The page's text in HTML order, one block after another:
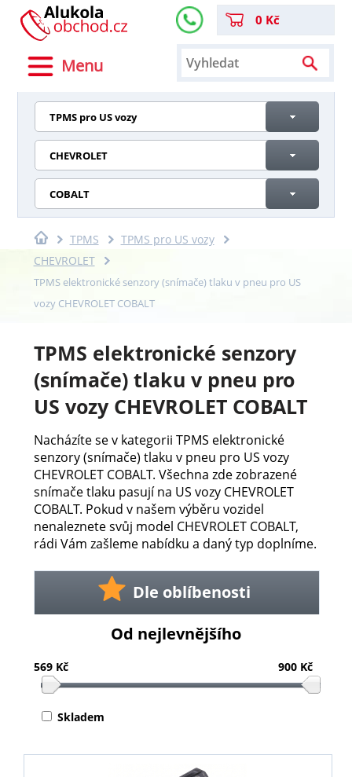
Menu
0 Kč
TPMS pro US vozy
CHEVROLET
COBALT
TPMS
TPMS pro US vozy
CHEVROLET
TPMS elektronické senzory (snímače) tlaku v pneu pro US
vozy CHEVROLET COBALT
TPMS elektronické senzory
(snímače) tlaku v pneu pro
US vozy CHEVROLET COBALT
Nacházíte se v kategorii TPMS elektronické
senzory (snímače) tlaku v pneu pro US vozy
CHEVROLET COBALT. Všechna zde zobrazené
snímače tlaku pasují na US vozy CHEVROLET
COBALT. Pokud v našem výběru vozidel
nenaleznete svůj model CHEVROLET COBALT,
rádi Vám zašleme nabídku a daný typ doplníme.
Dle oblíbenosti
Od nejlevnějšího
569 Kč 900 Kč
Skladem